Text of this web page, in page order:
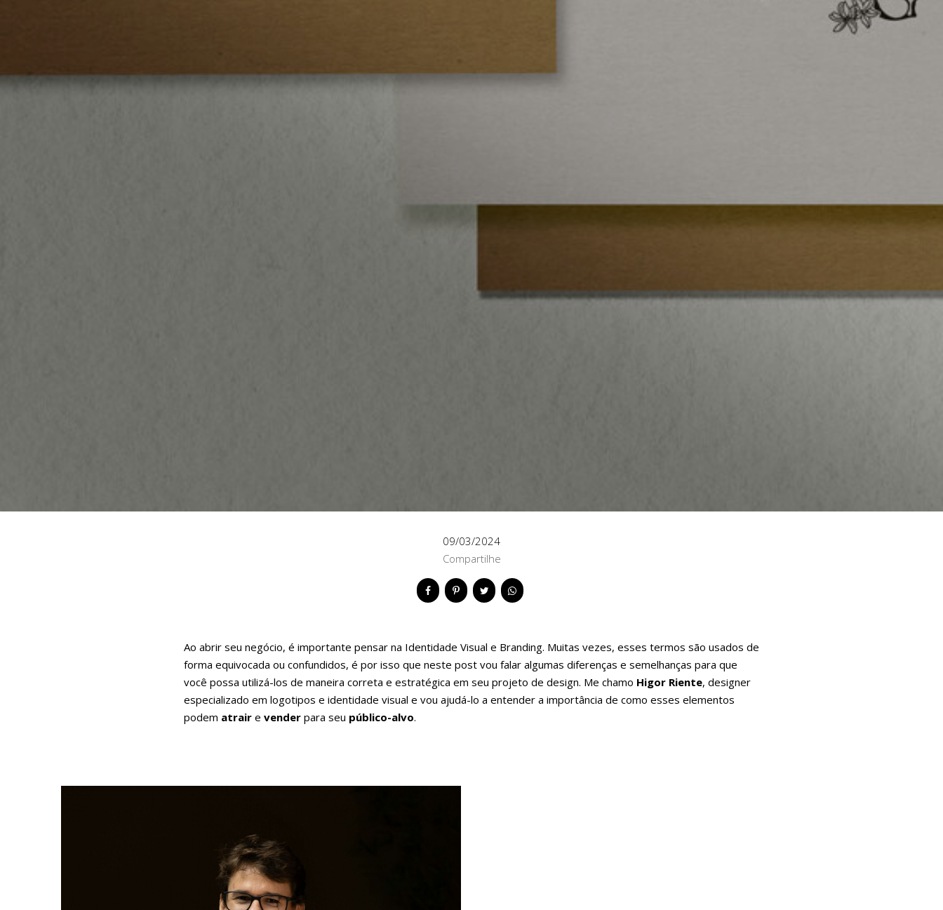
09/03/2024
Compartilhe
Ao abrir seu negócio, é importante pensar na Identidade Visual e Branding. Muitas vezes, esses termos são usados de
forma equivocada ou confundidos, é por isso que neste post vou falar algumas diferenças e semelhanças para que
você possa utilizá-los de maneira correta e estratégica em seu projeto de design. Me chamo Higor Riente, designer
especializado em logotipos e identidade visual e vou ajudá-lo a entender a importância de como esses elementos
podem atrair e vender para seu público-alvo.